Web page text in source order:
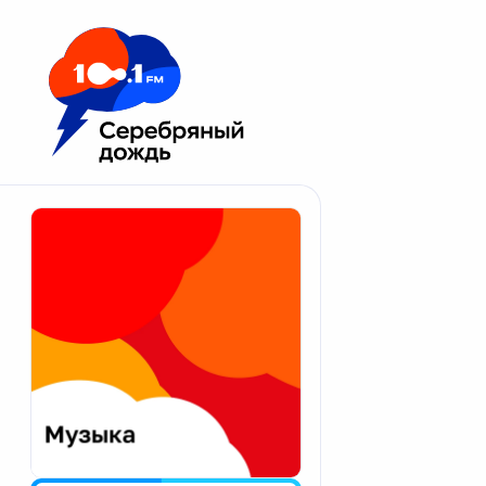
Москва 100.1 FM
Апатиты
Екатеринбург
Калининград
Калуга